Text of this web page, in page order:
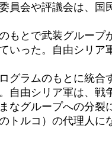
会や評議会は、国
とで武装グループ
った。自由シリア
ラムのもとに統合
由シリア軍は、戦
グループへの分裂
ルコ）の代理人に